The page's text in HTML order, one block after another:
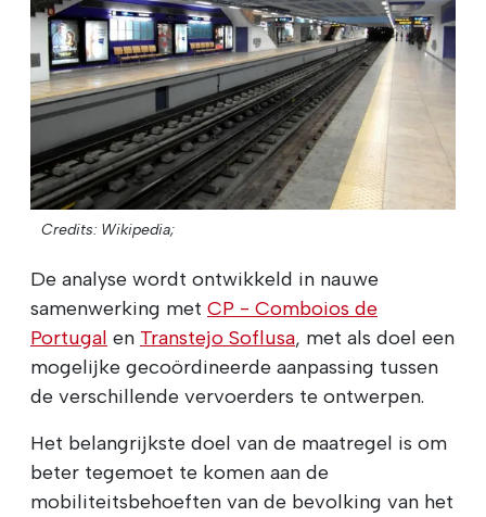
Credits: Wikipedia;
De analyse wordt ontwikkeld in nauwe
samenwerking met CP - Comboios de
Portugal en Transtejo Soflusa, met als doel een
mogelijke gecoördineerde aanpassing tussen
de verschillende vervoerders te ontwerpen.
Het belangrijkste doel van de maatregel is om
beter tegemoet te komen aan de
mobiliteitsbehoeften van de bevolking van het